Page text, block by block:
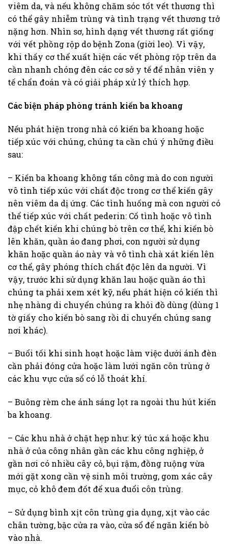
viêm da, và nếu không chăm sóc tốt vết thương thì
có thể gây nhiễm trùng và tình trạng vết thương trở
nặng hơn. Nhìn sơ, hình dạng vết thương rất giống
với vết phồng rộp do bệnh Zona (giời leo). Vì vậy,
khi thấy cơ thể xuất hiện các vết phòng rộp trên da
cần nhanh chóng đên các cơ sở y tế để nhân viên y
tế chẩn đoán và có giải pháp xử lý thích hợp.
Các biện pháp phòng tránh kiến ba khoang
Nếu phát hiện trong nhà có kiến ba khoang hoặc
tiếp xúc với chúng, chúng ta cần chú ý những điều
sau:
– Kiến ba khoang không tấn công mà do con người
vô tình tiếp xúc với chất độc trong cơ thể kiến gây
nên viêm da dị ứng. Các tình huống mà con người có
thể tiếp xúc với chất pederin: Cố tình hoặc vô tình
đập chết kiến khi chúng bò trên cơ thể, khi kiến bò
lên khăn, quần áo đang phơi, con người sử dụng
khăn hoặc quần áo này và vô tình chà xát kiến lên
cơ thể, gây phóng thích chất độc lên da người. Vì
vậy, trước khi sử dụng khăn lau hoặc quần áo thì
chúng ta phải xem xét kỹ, nếu phát hiện có kiến thì
nhẹ nhàng di chuyển chúng ra khỏi đồ dùng (dùng 1
tờ giấy cho kiến bò sang rồi di chuyển chúng sang
nơi khác).
– Buổi tối khi sinh hoạt hoặc làm việc dưới ánh đèn
cần phải đóng cửa hoặc làm lưới ngăn côn trùng ở
các khu vực cửa sổ có lỗ thoát khí.
– Buông rèm che ánh sáng lọt ra ngoài thu hút kiến
ba khoang.
– Các khu nhà ở chật hẹp như: ký túc xá hoặc khu
nhà ở của công nhân gần các khu công nghiệp, ở
gần nơi có nhiều cây cỏ, bụi rậm, đồng ruộng vừa
mới gặt xong cần vệ sinh môi trường, gom xác cây
mục, cỏ khô đem đốt để xua đuổi côn trùng.
– Sử dụng bình xịt côn trùng gia dụng, xịt vào các
chân tường, bậc cửa ra vào, cửa sổ để ngăn kiến bò
vào nhà.